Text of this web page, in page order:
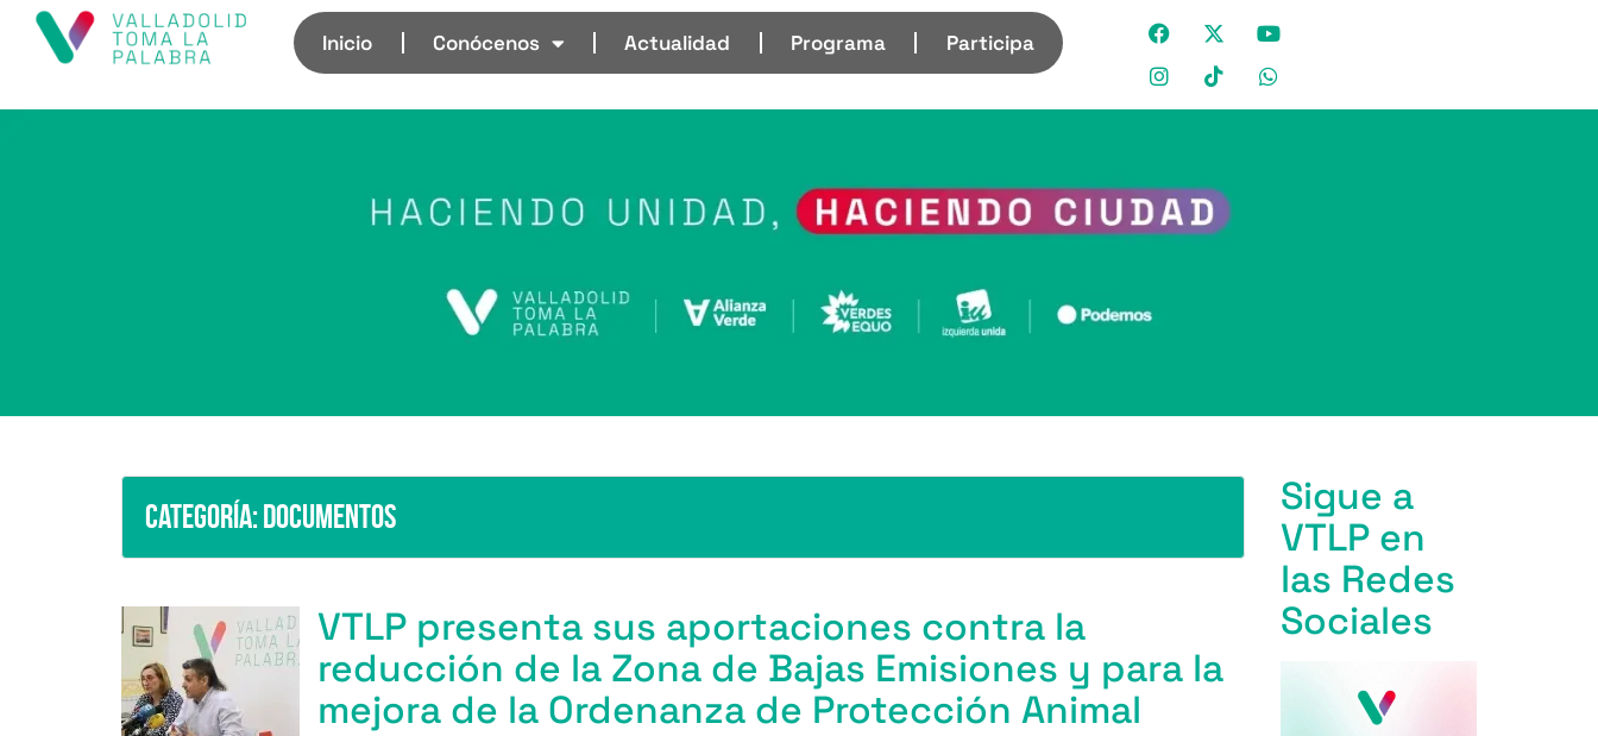
Inicio Conócenos Actualidad Programa Participa
Categoría:Documentos
VTLP presenta sus aportaciones contra la
reducción de la Zona de Bajas Emisiones y para la
mejora de la Ordenanza de Protección Animal
Sigue a
VTLP en
las Redes
Sociales